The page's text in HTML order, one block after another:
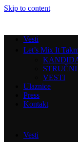
Skip to content
Vesti
Let’s Mix It
VESTI
Ulaznice
Press
Kontakt
Vesti